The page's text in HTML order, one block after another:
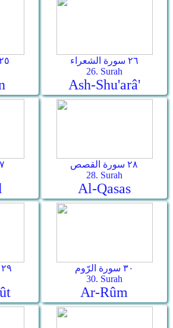
٢٥ سورة
٢٦ سورة الشعراء
26. Surah
Ash-Shu'arâ'
٢٧
٢٨ سورة القصص
28. Surah
Al-Qasas
٢٩ سورة العنكبوت
٣٠ سورة الرّوم
30. Surah
Ar-­Rûm